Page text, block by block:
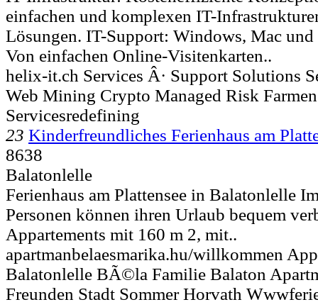
einfachen und komplexen IT-
Lösungen. IT-Support: Windows, Mac und
Von einfachen Online-Visitenkarten..
helix-it.ch Services Â· Support Solutions
Web Mining Crypto Managed Risk
Servicesredefining
23 Kinderfreundliches Ferienhaus am
8638
Balatonlelle
Ferienhaus am Plattensee in Balatonlelle
Personen können ihren Urlaub bequem
Appartements mit 160 m 2, mit..
apartmanbelaesmarika.hu/willkommen
Balatonlelle BÃ©la Familie Balaton
Freunden Stadt Sommer Horvath